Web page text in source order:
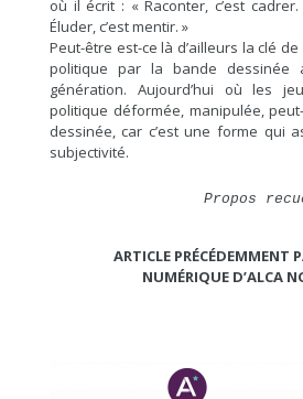
où il écrit : « Raconter, c’est cadrer.
Éluder, c’est mentir. »
Peut-être est-ce là d’ailleurs la clé
politique par la bande dessinée
génération. Aujourd’hui où les
politique déformée, manipulée,
dessinée, car c’est une forme qui
subjectivité.
Propos
ARTICLE PRÉCÉDEMMENT
NUMÉRIQUE D’ALCA